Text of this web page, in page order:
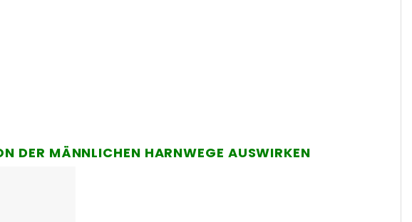
DER MÄNNLICHEN HARNWEGE AUSWIRKEN